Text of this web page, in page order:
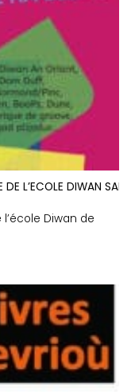
DE L’ECOLE DIWAN
Diwan de